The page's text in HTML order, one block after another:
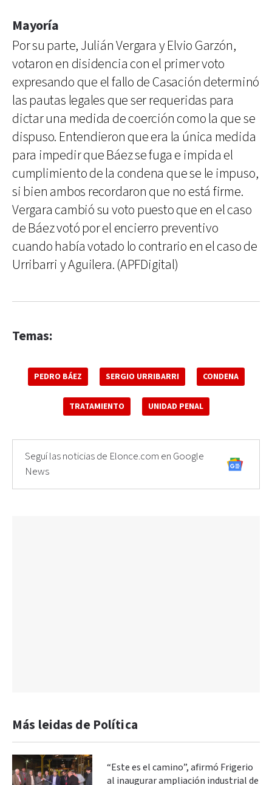
Mayoría
Por su parte, Julián Vergara y Elvio Garzón,
votaron en disidencia con el primer voto
expresando que el fallo de Casación determinó
las pautas legales que ser requeridas para
dictar una medida de coerción como la que se
dispuso. Entendieron que era la única medida
para impedir que Báez se fuga e impida el
cumplimiento de la condena que se le impuso,
si bien ambos recordaron que no está firme.
Vergara cambió su voto puesto que en el caso
de Báez votó por el encierro preventivo
cuando había votado lo contrario en el caso de
Urribarri y Aguilera. (APFDigital)
Temas:
PEDRO BÁEZ SERGIO URRIBARRI CONDENA
TRATAMIENTO UNIDAD PENAL
Seguí las noticias de Elonce.com en Google
News
Más leidas de Política
“Este es el camino”, afirmó Frigerio
al inaugurar ampliación industrial de